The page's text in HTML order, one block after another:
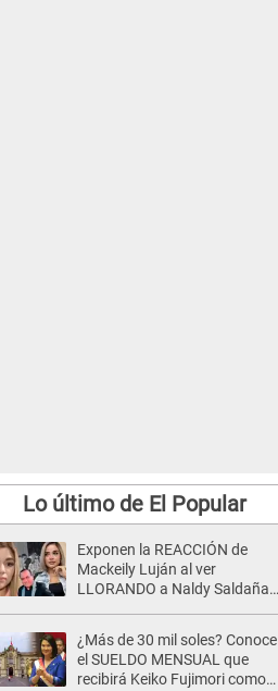
Lo último de El Popular
Exponen la REACCIÓN de
Mackeily Luján al ver
LLORANDO a Naldy Saldaña
¿Más de 30 mil soles? Conoce
el SUELDO MENSUAL que
recibirá Keiko Fujimori como